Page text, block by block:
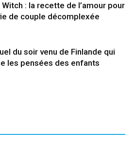
: la recette de l’amour pour
de couple décomplexée
du soir venu de Finlande qui
les pensées des enfants